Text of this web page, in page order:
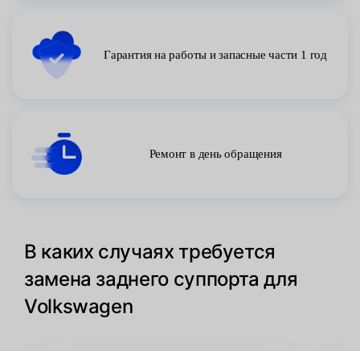
Гарантия на работы и запасные части 1 год
Ремонт в день обращения
В каких случаях требуется
замена заднего суппорта для
Volkswagen